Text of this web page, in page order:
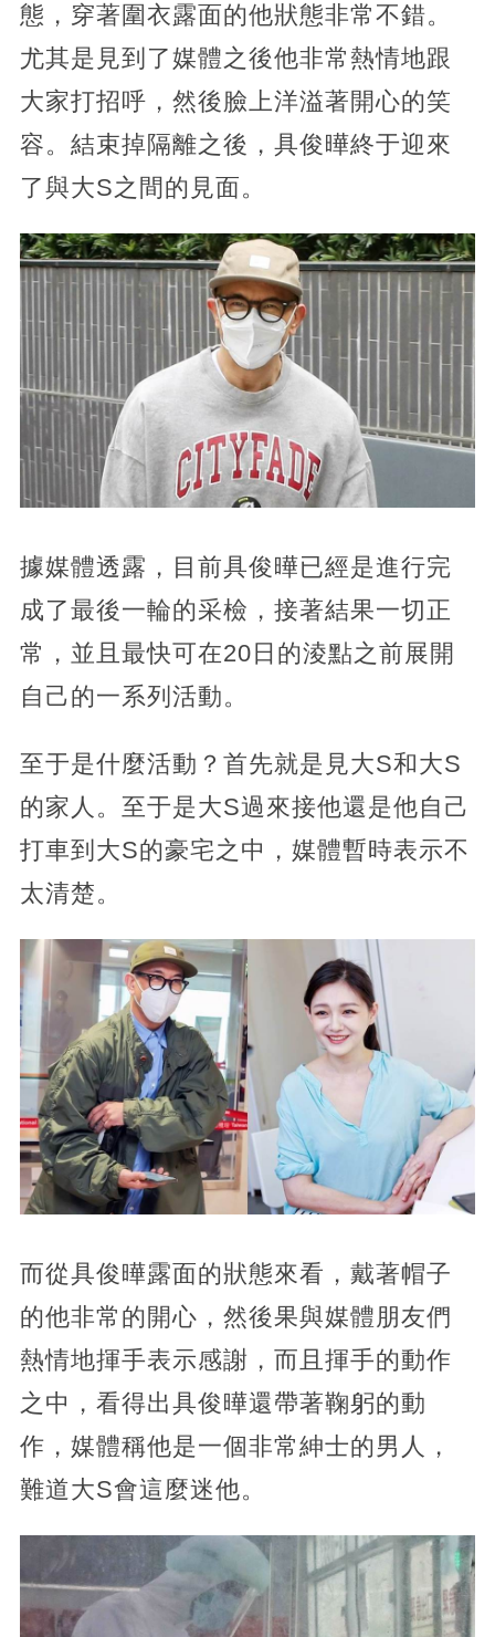
態，穿著圍衣露面的他狀態非常不錯。
尤其是見到了媒體之後他非常熱情地跟
大家打招呼，然後臉上洋溢著開心的笑
容。結束掉隔離之後，具俊曄終于迎來
了與大S之間的見面。
據媒體透露，目前具俊曄已經是進行完
成了最後一輪的采檢，接著結果一切正
常，並且最快可在20日的淩點之前展開
自己的一系列活動。
至于是什麼活動？首先就是見大S和大S
的家人。至于是大S過來接他還是他自己
打車到大S的豪宅之中，媒體暫時表示不
太清楚。
而從具俊曄露面的狀態來看，戴著帽子
的他非常的開心，然後果與媒體朋友們
熱情地揮手表示感謝，而且揮手的動作
之中，看得出具俊曄還帶著鞠躬的動
作，媒體稱他是一個非常紳士的男人，
難道大S會這麼迷他。